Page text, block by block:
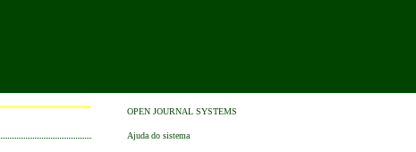
OPEN JOURNAL SYSTEMS
Ajuda do sistema